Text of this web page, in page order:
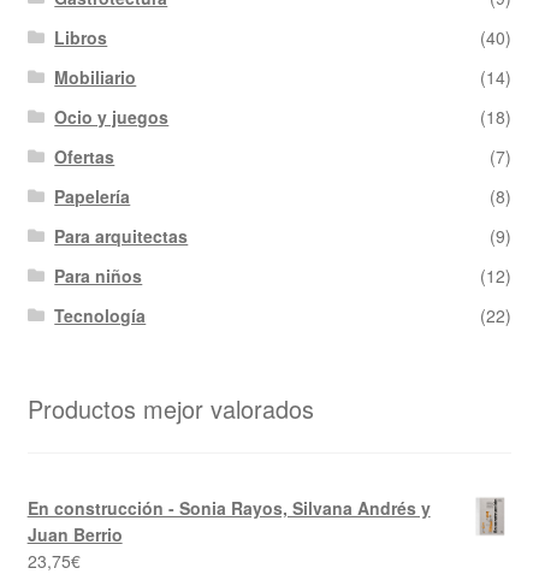
Libros
(40)
Mobiliario
(14)
Ocio y juegos
(18)
Ofertas
(7)
Papelería
(8)
Para arquitectas
(9)
Para niños
(12)
Tecnología
(22)
Productos mejor valorados
En construcción - Sonia Rayos, Silvana Andrés y
Juan Berrio
23,75€